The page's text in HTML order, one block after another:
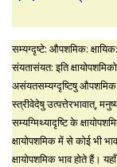
सम्यग्दृष्टे: औपशमिक:
संयतासंयत: इति
असंयतसम्यग्दृष्टिषु औपशमिक:
स्त्रीवेदेषु उत्पत्तेरभावात्,
सम्यग्मिथ्यादृष्टि के
क्षायोपशमिक में से कोई भी
क्षायोपशमिक भाव होते हैं।